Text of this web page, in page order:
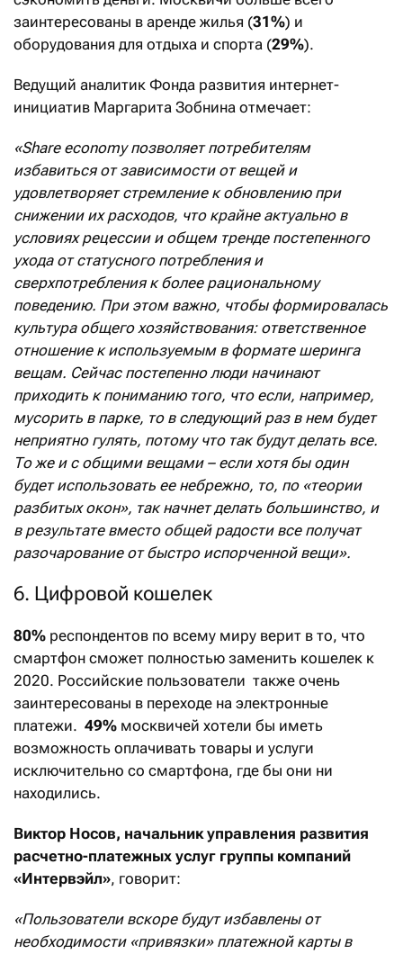
заинтересованы в аренде жилья (31%) и
оборудования для отдыха и спорта (29%).
Ведущий аналитик Фонда развития интернет-
инициатив Маргарита Зобнина отмечает:
«Share economy позволяет потребителям
избавиться от зависимости от вещей и
удовлетворяет стремление к обновлению при
снижении их расходов, что крайне актуально в
условиях рецессии и общем тренде постепенного
ухода от статусного потребления и
сверхпотребления к более рациональному
поведению. При этом важно, чтобы формировалась
культура общего хозяйствования: ответственное
отношение к используемым в формате шеринга
вещам. Сейчас постепенно люди начинают
приходить к пониманию того, что если, например,
мусорить в парке, то в следующий раз в нем будет
неприятно гулять, потому что так будут делать все.
То же и с общими вещами – если хотя бы один
будет использовать ее небрежно, то, по «теории
разбитых окон», так начнет делать большинство, и
в результате вместо общей радости все получат
разочарование от быстро испорченной вещи».
6. Цифровой кошелек
80% респондентов по всему миру верит в то, что
смартфон сможет полностью заменить кошелек к
2020. Российские пользователи также очень
заинтересованы в переходе на электронные
платежи. 49% москвичей хотели бы иметь
возможность оплачивать товары и услуги
исключительно со смартфона, где бы они ни
находились.
Виктор Носов, начальник управления развития
расчетно-платежных услуг группы компаний
«Интервэйл», говорит:
«Пользователи вскоре будут избавлены от
необходимости «привязки» платежной карты в